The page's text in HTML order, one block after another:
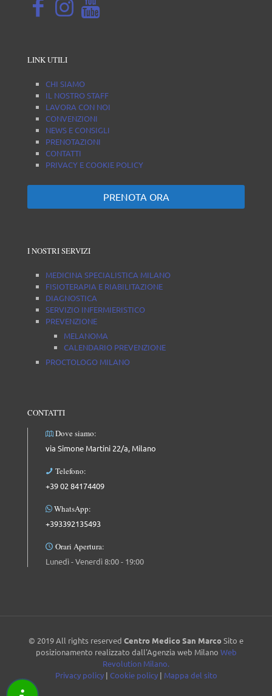
LINK UTILI
CHI SIAMO
IL NOSTRO STAFF
LAVORA CON NOI
CONVENZIONI
NEWS E CONSIGLI
PRENOTAZIONI
CONTATTI
PRIVACY E COOKIE POLICY
PRENOTA ORA
I NOSTRI SERVIZI
MEDICINA SPECIALISTICA MILANO
FISIOTERAPIA E RIABILITAZIONE
DIAGNOSTICA
SERVIZIO INFERMIERISTICO
PREVENZIONE
MELANOMA
CALENDARIO PREVENZIONE
PROCTOLOGO MILANO
CONTATTI
Dove siamo:
via Simone Martini 22/a, Milano
Telefono:
+39 02 84174409
WhatsApp:
+393392135493
Orari Apertura:
Lunedì - Venerdì 8:00 - 19:00
© 2019 All rights reserved Centro Medico San MarcoSito e
posizionamento realizzato dall'Agenzia web Milano Web
Revolution Milano.
Privacy policy| Cookie policy| Mappa del sito